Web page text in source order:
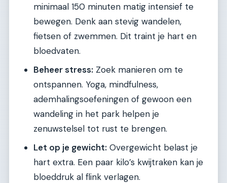
minimaal 150 minuten matig intensief te
bewegen. Denk aan stevig wandelen,
fietsen of zwemmen. Dit traint je hart en
bloedvaten.
Beheer stress: Zoek manieren om te
ontspannen. Yoga, mindfulness,
ademhalingsoefeningen of gewoon een
wandeling in het park helpen je
zenuwstelsel tot rust te brengen.
Let op je gewicht: Overgewicht belast je
hart extra. Een paar kilo’s kwijtraken kan je
bloeddruk al flink verlagen.